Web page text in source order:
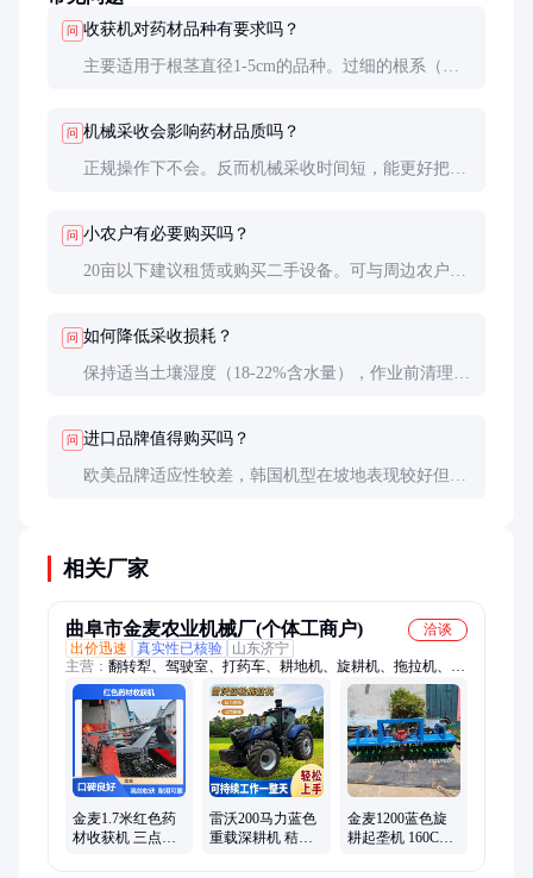
问 收获机对药材品种有要求吗？
主要适用于根茎直径1-5cm的品种。过细的根系（如
问 机械采收会影响药材品质吗？
正规操作下不会。反而机械采收时间短，能更好把握
问 小农户有必要购买吗？
20亩以下建议租赁或购买二手设备。可与周边农户组
问 如何降低采收损耗？
保持适当土壤湿度（18-22%含水量），作业前清理田
问 进口品牌值得购买吗？
欧美品牌适应性较差，韩国机型在坡地表现较好但价
相关厂家
曲阜市金麦农业机械厂(个体工商户)
洽谈
出价迅速
真实性已核验
山东济宁
主营： 翻转犁、驾驶室、打药车、耕地机、旋耕机、拖拉机、多
功能机、单缸柴油机、省油农用机、联合收割机、花生收获机、
国四六缸机、纯机械油泵、四轮打药机、旋耕犁地机、玉米播种
机、悬挂播种机、大葱收获机、水稻收割机、圆盘犁、大架翻草
耙、四驱农用车、标准旱地轮、换向提升器、单杠植保胎
金麦1.7米红色药
材收获机 三点悬
雷沃200马力蓝色
重载深耕机 秸秆
金麦1200蓝色旋
耕起垄机 160CM